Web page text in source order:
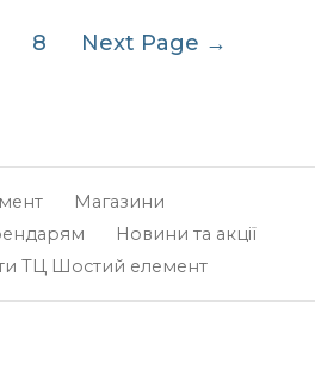
8 Next Page →
Магазини
Новини та акції
ТЦ Шостий елемент